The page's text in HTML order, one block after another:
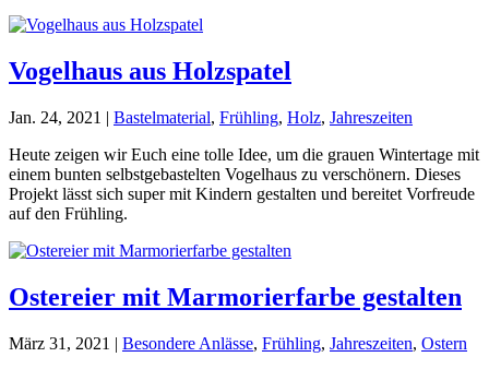
Vogelhaus aus Holzspatel
Jan. 24, 2021 | Bastelmaterial, Frühling, Holz, Jahreszeiten
Heute zeigen wir Euch eine tolle Idee, um die grauen Wintertage mit
einem bunten selbstgebastelten Vogelhaus zu verschönern. Dieses
Projekt lässt sich super mit Kindern gestalten und bereitet Vorfreude
auf den Frühling.
Ostereier mit Marmorierfarbe gestalten
März 31, 2021 | Besondere Anlässe, Frühling, Jahreszeiten, Ostern